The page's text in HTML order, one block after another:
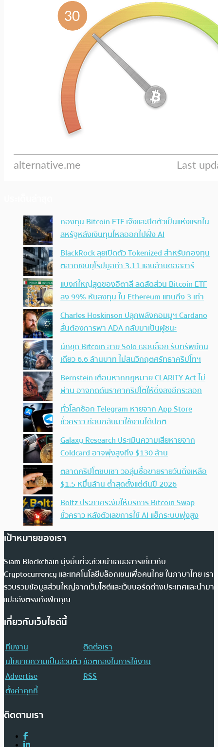
กองทุน Bitcoin ETF เจ๊งและปิดตัวเป็นแห่งแรกใน
สหรัฐหลังเงินทุนไหลออกไปฝั่ง AI
BlackRock ลุยเปิดตัว Tokenized สำหรับกองทุน
ตลาดเงินยุโรปมูลค่า 3.11 แสนล้านดอลลาร์
แบงก์ใหญ่สุดของอิตาลี ลดสัดส่วน Bitcoin ETF
ลง 99% หันลงทุน ใน Ethereum แทนถึง 3 เท่า
Charles Hoskinson ปลุกพลังคอมมูฯ Cardano
ลั่นต้องการพา ADA กลับมาเป็นผู้ชนะ
นักขุด Bitcoin สาย Solo เจอบล็อก รับทรัพย์คน
เดียว 6.6 ล้านบาท ไม่สนวิกฤตศรัทธาคริปโทฯ
Bernstein เตือนหากกฎหมาย CLARITY Act ไม่
ผ่าน อาจกดดันราคาคริปโตให้ดิ่งลงอีกระลอก
ทั่วโลกช็อก Telegram หายจาก App Store
ชั่วคราว ก่อนกลับมาใช้งานได้ปกติ
Galaxy Research ประเมินความเสียหายจาก
Coldcard อาจพุ่งสูงถึง $130 ล้าน
ตลาดคริปโตซบเซา วอลุ่มซื้อขายรายวันดิ่งเหลือ
$1.5 หมื่นล้าน ต่ำสุดตั้งแต่ต้นปี 2026
Boltz ประกาศระงับให้บริการ Bitcoin Swap
ชั่วคราว หลังตัวเลขการใช้ AI แฮ็กระบบพุ่งสูง
เป้าหมายของเรา
Siam Blockchain มุ่งมั่นที่จะช่วยนำเสนอสารเกี่ยวกับ
Cryptocurrency และเทคโนโลยีบล็อกเชนเพื่อคนไทย ในภาษาไทย เรา
รวบรวมข้อมูลส่วนใหญ่จากเว็บไซต์และเว็บบอร์ดต่างประเทศและนำมา
แปลส่งตรงถึงฟีดคุณ
เกี่ยวกับเว็บไซต์นี้
ทีมงาน
ติดต่อเรา
นโยบายความเป็นส่วนตัวข้อตกลงในการใช้งาน
Advertise
RSS
ตั้งค่าคุกกี้
ติดตามเรา